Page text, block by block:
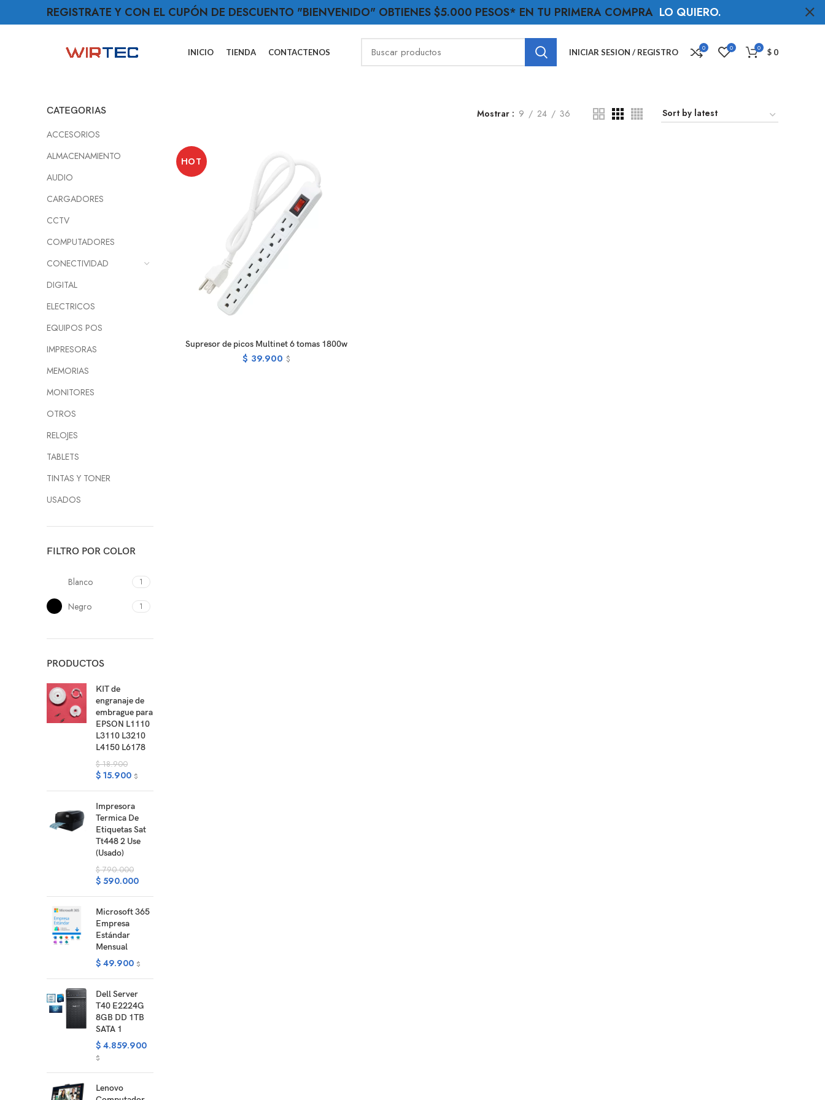
INICIO TIENDA CONTACTENOS INICIAR SESION / REGISTRO 0 0 0 $ 0
CATEGORIAS
ACCESORIOS
ALMACENAMIENTO
AUDIO
CARGADORES
CCTV
COMPUTADORES
CONECTIVIDAD
DIGITAL
ELECTRICOS
EQUIPOS POS
IMPRESORAS
MEMORIAS
MONITORES
OTROS
RELOJES
TABLETS
TINTAS Y TONER
USADOS
FILTRO POR COLOR
Blanco 1
Negro 1
PRODUCTOS
KIT de
engranaje de
embrague para
EPSON L1110
L3110 L3210
L4150 L6178
$18.900
$ 15.900 $
Impresora
Termica De
Etiquetas Sat
Tt448 2 Use
(Usado)
$790.000
$ 590.000
Microsoft 365
Empresa
Estándar
Mensual
$ 49.900 $
Dell Server
T40 E2224G
8GB DD 1TB
SATA 1
$ 4.859.900
$
Lenovo
Mostrar 9 24 36
HOT
SELECT OPTIONS
Supresor de picos Multinet 6 tomas 1800w
$ 39.900 $
REGISTRATE Y CON EL CUPÓN DE DESCUENTO "BIENVENIDO" OBTIENES $5.000 PESOS* EN TU PRIMERA COMPRA LO QUIERO.